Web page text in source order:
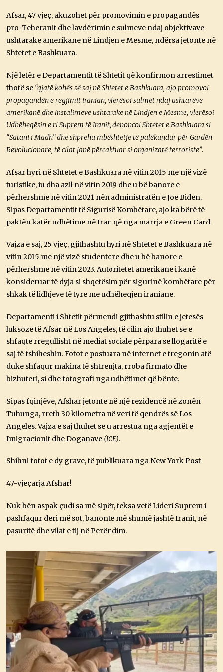
Afsar, 47 vjeç, akuzohet për promovimin e propagandës
pro-Teheranit dhe lavdërimin e sulmeve ndaj objektivave
ushtarake amerikane në Lindjen e Mesme, ndërsa jetonte në
Shtetet e Bashkuara.
Një letër e Departamentit të Shtetit që konfirmon arrestimet
thotë se “gjatë kohës së saj në Shtetet e Bashkuara, ajo promovoi
propagandën e regjimit iranian, vlerësoi sulmet ndaj ushtarëve
amerikanë dhe instalimeve ushtarake në Lindjen e Mesme, vlerësoi
Udhëheqësin e ri Suprem të Iranit, denoncoi Shtetet e Bashkuara si
“Satani i Madh” dhe shprehu mbështetje të palëkundur për Gardën
Revolucionare, të cilat janë përcaktuar si organizatë terroriste”.
Afsar hyri në Shtetet e Bashkuara në vitin 2015 me një vizë
turistike, iu dha azil në vitin 2019 dhe u bë banore e
përhershme në vitin 2021 nën administratën e Joe Biden.
Sipas Departamentit të Sigurisë Kombëtare, ajo ka bërë të
paktën katër udhëtime në Iran që nga marrja e Green Card.
Vajza e saj, 25 vjeç, gjithashtu hyri në Shtetet e Bashkuara në
vitin 2015 me një vizë studentore dhe u bë banore e
përhershme në vitin 2023. Autoritetet amerikane i kanë
konsideruar të dyja si shqetësim për sigurinë kombëtare për
shkak të lidhjeve të tyre me udhëheqjen iraniane.
Departamenti i Shtetit përmendi gjithashtu stilin e jetesës
luksoze të Afsar në Los Angeles, të cilin ajo thuhet se e
shfaqte rregullisht në mediat sociale përpara se llogaritë e
saj të fshiheshin. Fotot e postuara në internet e tregonin atë
duke shfaqur makina të shtrenjta, rroba firmato dhe
bizhuteri, si dhe fotografi nga udhëtimet që bënte.
Sipas fqinjëve, Afshar jetonte në një rezidencë në zonën
Tuhunga, rreth 30 kilometra në veri të qendrës së Los
Angeles. Vajza e saj thuhet se u arrestua nga agjentët e
Imigracionit dhe Doganave (ICE).
Shihni fotot e dy grave, të publikuara nga New York Post
47-vjeçarja Afshar!
Nuk bën aspak çudi sa më sipër, teksa vetë Lideri Suprem i
pashfaqur deri më sot, banonte më shumë jashtë Iranit, në
pasuritë dhe vilat e tij në Perëndim.